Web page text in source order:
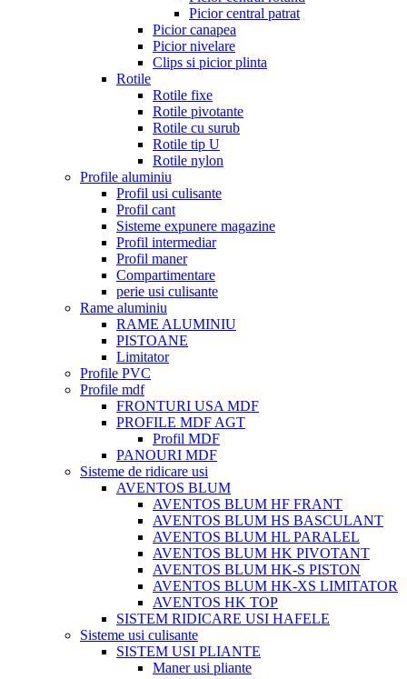
Picior central patrat
Picior canapea
Picior nivelare
Clips si picior plinta
Rotile
Rotile fixe
Rotile pivotante
Rotile cu surub
Rotile tip U
Rotile nylon
Profile aluminiu
Profil usi culisante
Profil cant
Sisteme expunere magazine
Profil intermediar
Profil maner
Compartimentare
perie usi culisante
Rame aluminiu
RAME ALUMINIU
PISTOANE
Limitator
Profile PVC
Profile mdf
FRONTURI USA MDF
PROFILE MDF AGT
Profil MDF
PANOURI MDF
Sisteme de ridicare usi
AVENTOS BLUM
AVENTOS BLUM HF FRANT
AVENTOS BLUM HS BASCULANT
AVENTOS BLUM HL PARALEL
AVENTOS BLUM HK PIVOTANT
AVENTOS BLUM HK-S PISTON
AVENTOS BLUM HK-XS LIMITATOR
AVENTOS HK TOP
SISTEM RIDICARE USI HAFELE
Sisteme usi culisante
SISTEM USI PLIANTE
Maner usi pliante